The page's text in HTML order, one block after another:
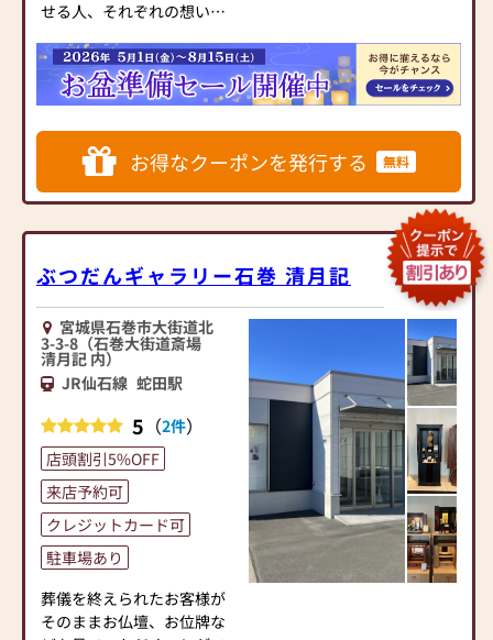
お仏壇ご成約のお客様は宮
仏壇・お墓・葬儀を手掛け
るほこだて仏光堂は仏事全
般のサポートをさせていた
だきます。
お仏壇の品質と価格に自信
があります。
気軽にご来店ください。
心よりお待ち申し上げてお
ります。
※ほこだて仏光堂は「安
心」「公正」の仏壇公正取
≪ 安心してご来店いただく
為に≫
ほこだて仏光堂は新型コロ
ナウイルス感染拡大防止に
取り組んでいます
■従業員はマスクを着用し
ます
■従業員は手洗い・うが
い、出社前の検温を実施し
せる人、それぞれの想いが
ほこだて仏光堂は、「心」
を大切に、頼れるお仏壇店
を目指しています。
◆大型展示場 仏壇展示本
数は１２０本以上◆
宮城県内に５店舗、福島県
て仏光堂だからできる品揃
えと価格を実現しています。
角田店は窓を大きくとり、明
るく開放的なお店を目指し
ています。
お線香1箱だけでも気軽に寄
ってもらえるお店となるよ
お探しのお仏壇がきっと見
つかるはずです。
◆お位牌、お念珠等、仏具
も充実した品揃え◆
お陰様で多くのお客様より
お位牌・仏具のご用命を頂
戴しております。
ご宗旨・ご宗派に合った適
切なご提案をさせていただ
お得なクーポンを発行する 無料
ぶつだんギャラリー石巻 清月記
宮城県石巻市大街道北
3-3-8（石巻大街道斎場
清月記 内）
JR仙石線 蛇田駅
5 （2件）
店頭割引5%OFF
来店予約可
クレジットカード可
駐車場あり
葬儀を終えられたお客様が
そのままお仏壇、お位牌な